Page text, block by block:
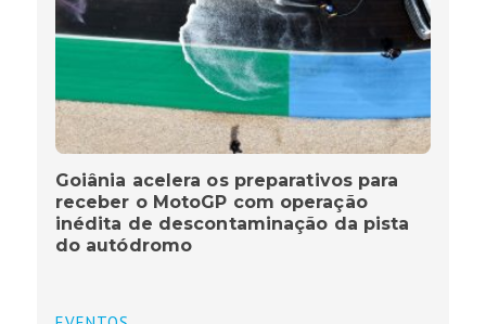
Goiânia acelera os preparativos para
receber o MotoGP com operação
inédita de descontaminação da pista
do autódromo